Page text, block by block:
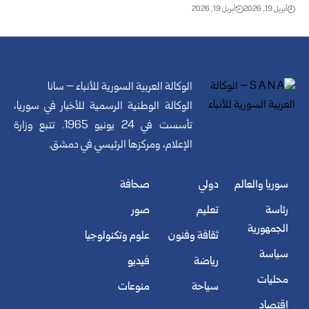
أبريل 19, 2026 أبريل 19, 2026
الوكالة العربية السورية للأنباء – سانا
الوكالة الوطنية الرسمية للأخبار في سوريا،
تأسست في 24 يونيو 1965. تتبع وزارة
الإعلام، ومركزها الرئيسي في دمشق.
سوريا والعالم
رئاسة
الجمهورية
سياسة
محليات
اقتصاد
دولي
تعليم
ثقافة وفنون
رياضة
سياحة
صحافة
صور
علوم وتكنولوجيا
فيديو
منوعات